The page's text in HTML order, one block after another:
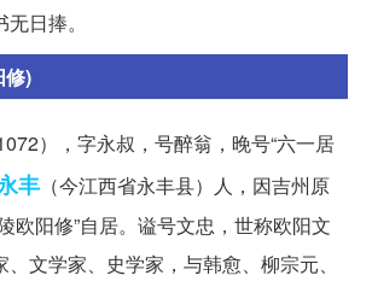
日捧。
修)
），字永叔，号醉翁，晚号“六一居
丰 （今江西省永丰县）人，因吉州原
欧阳修”自居。谥号文忠，世称欧阳文
文学家、史学家，与韩愈、柳宗元、